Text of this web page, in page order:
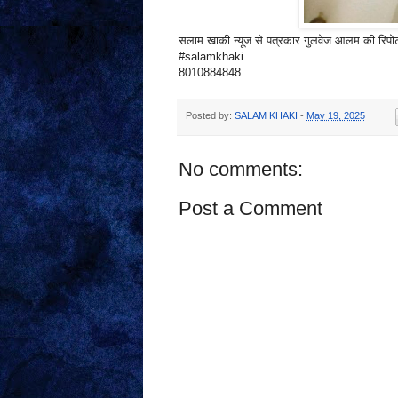
सलाम खाकी न्यूज से पत्रकार गुलवेज आलम की
#salamkhaki
8010884848
Posted by: SALAM KHAKI - May 19, 2025
No comments:
Post a Comment